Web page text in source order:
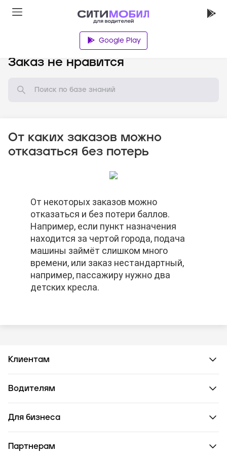
Google Play
Заказ не нравится
От каких заказов можно
отказаться без потерь
От некоторых заказов можно
отказаться и без потери баллов.
Например, если пункт назначения
находится за чертой города, подача
машины займёт слишком много
времени, или заказ нестандартный,
например, пассажиру нужно два
детских кресла.
От некоторых заказов можно
отказаться и без потери баллов.
Например, если пункт назначения
находится за чертой города, подача
машины займёт слишком много
времени, или заказ нестандартный,
например, пассажиру нужно два
детских кресла.
От некоторых заказов можно
отказаться и без потери баллов.
Например, если пункт назначения
находится за чертой города, подача
машины займёт слишком много
времени, или заказ нестандартный,
например, пассажиру нужно два
детских кресла.
Клиентам
Водителям
Для бизнеса
Партнерам